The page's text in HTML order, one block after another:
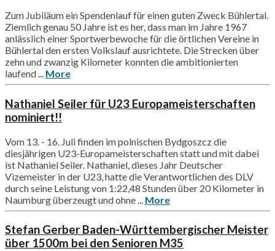
Zum Jubiläum ein Spendenlauf für einen guten Zweck Bühlertal.
Ziemlich genau 50 Jahre ist es her, dass man im Jahre 1967
anlässlich einer Sportwerbewoche für die örtlichen Vereine in
Bühlertal den ersten Volkslauf ausrichtete. Die Strecken über
zehn und zwanzig Kilometer konnten die ambitionierten
laufend ... More
Nathaniel Seiler für U23 Europameisterschaften
nominiert!!
Vom 13. - 16. Juli finden im polnischen Bydgoszcz die
diesjährigen U23-Europameisterschaften statt und mit dabei
ist Nathaniel Seiler. Nathaniel, dieses Jahr Deutscher
Vizemeister in der U23, hatte die Verantwortlichen des DLV
durch seine Leistung von 1:22,48 Stunden über 20 Kilometer in
Naumburg überzeugt und ohne ... More
Stefan Gerber Baden-Württembergischer Meister
über 1500m bei den Senioren M35